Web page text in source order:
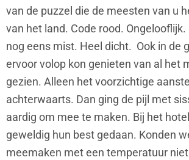
van de puzzel die de meesten van u
van het land. Code rood.
nog eens mist. Heel dicht. Ook in de
ervoor volop kon genieten van al het
gezien. Alleen het voorzichtige
achterwaarts. Dan ging de pijl met
aardig om mee te maken. Bij het
geweldig hun best gedaan. Konden
meemaken met een temperatuur